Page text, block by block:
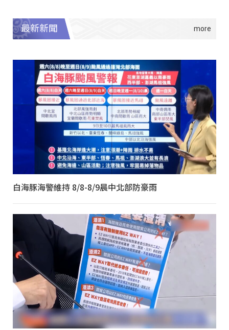
最新新聞
白海豚海警維持 8/8-8/9晨中北部防豪雨